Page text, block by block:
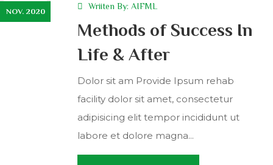
NOV. 2020
Wriiten By: AIFML
Methods of Success In
Life & After
Dolor sit am Provide Ipsum rehab
facility dolor sit amet, consectetur
adipisicing elit tempor incididunt ut
labore et dolore magna...